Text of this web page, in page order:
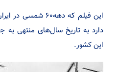
این فیلم که
دارد به تاریخ سال‌های منتهی به
این کشور.